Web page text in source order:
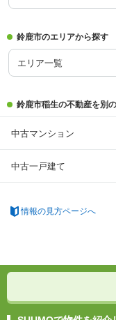
鈴鹿市のエリアから探す
エリア一覧
鈴鹿市稲生の不動産を別
中古マンション
中古一戸建て
情報の見方ページへ